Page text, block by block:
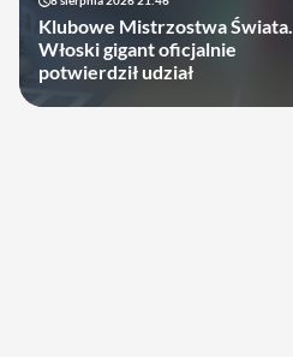
Klubowe Mistrzostwa Świata.
Włoski gigant oficjalnie
potwierdził udział